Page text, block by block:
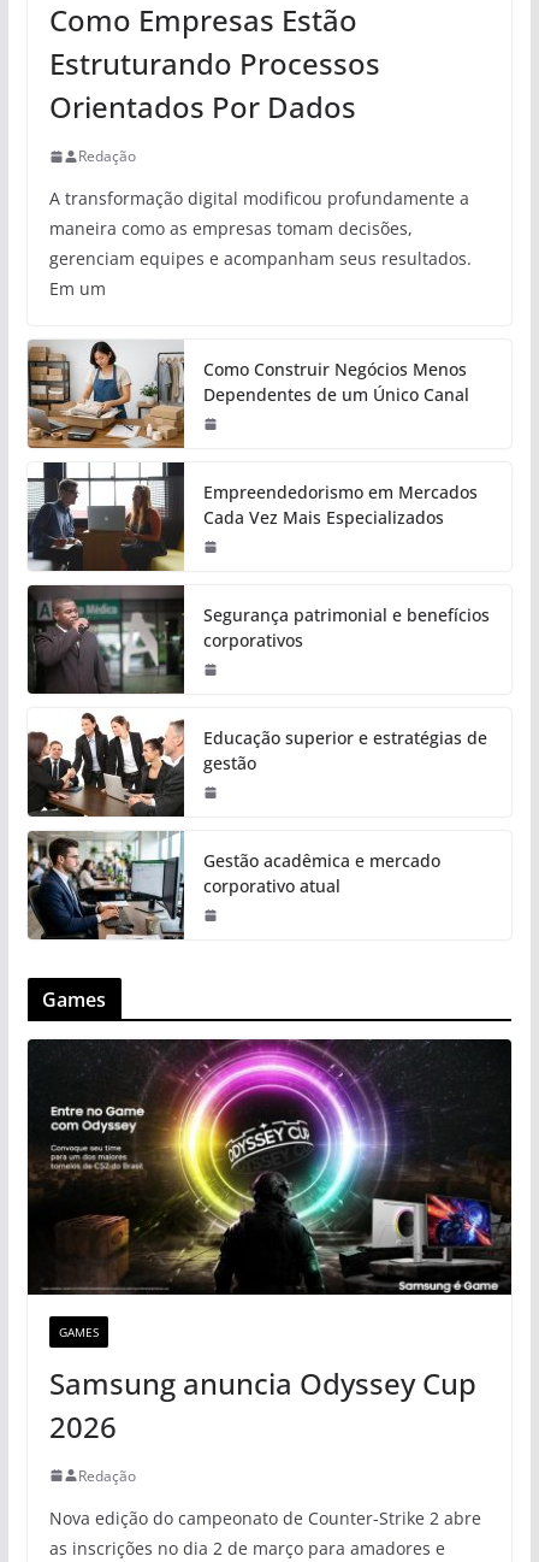
Como Empresas Estão
Estruturando Processos
Orientados Por Dados
Redação
A transformação digital modificou profundamente a
maneira como as empresas tomam decisões,
gerenciam equipes e acompanham seus resultados.
Em um
Como Construir Negócios Menos
Dependentes de um Único Canal
Empreendedorismo em Mercados
Cada Vez Mais Especializados
Segurança patrimonial e benefícios
corporativos
Educação superior e estratégias de
gestão
Gestão acadêmica e mercado
corporativo atual
Games
GAMES
Samsung anuncia Odyssey Cup
2026
Redação
Nova edição do campeonato de Counter-Strike 2 abre
as inscrições no dia 2 de março para amadores e